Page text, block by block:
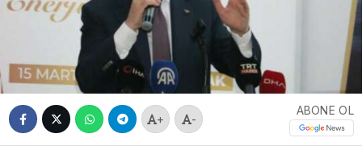
+ -
ABONE OL